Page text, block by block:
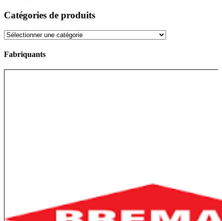
Catégories de produits
Fabriquants